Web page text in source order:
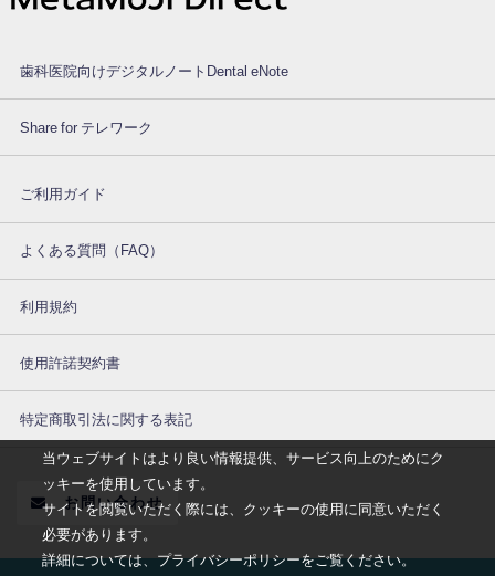
歯科医院向けデジタルノートDental eNote®
Share for テレワーク
ご利用ガイド
よくある質問（FAQ）
利用規約
使用許諾契約書
特定商取引法に関する表記
お問い合わせ
当ウェブサイトはより良い情報提供、サービス向上のためにク
ッキーを使用しています。
サイトを閲覧いただく際には、クッキーの使用に同意いただく
必要があります。
詳細については、プライバシーポリシーをご覧ください。